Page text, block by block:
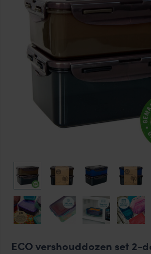
ECO vershouddozen set 2-